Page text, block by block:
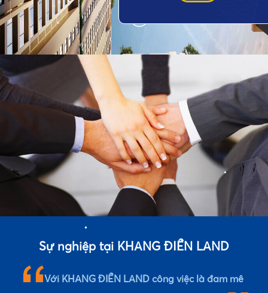
•
Sự nghiệp tại KHANG ĐIỀN LAND
Với KHANG ĐIỀN LAND công việc là đam mê